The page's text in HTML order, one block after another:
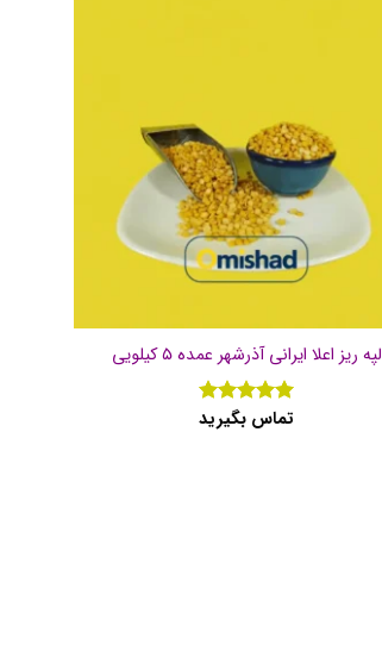
لپه ریز اعلا ایرانی آذرشهر عمده ۵ کیلویی
نمره 5از
تماس بگیرید